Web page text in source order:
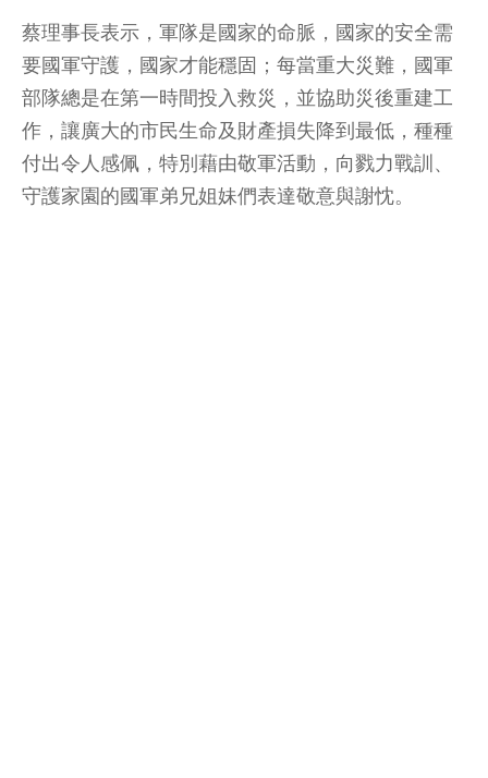
蔡理事長表示，軍隊是國家的命脈，國家的安全需
要國軍守護，國家才能穩固；每當重大災難，國軍
部隊總是在第一時間投入救災，並協助災後重建工
作，讓廣大的市民生命及財產損失降到最低，種種
付出令人感佩，特別藉由敬軍活動，向戮力戰訓、
守護家園的國軍弟兄姐妹們表達敬意與謝忱。